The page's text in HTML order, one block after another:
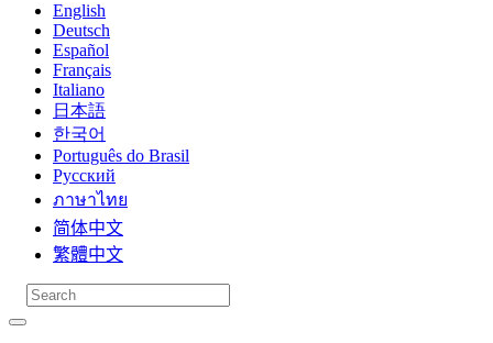
English
Deutsch
Español
Français
Italiano
日本語
한국어
Português do Brasil
Русский
ภาษาไทย
简体中文
繁體中文